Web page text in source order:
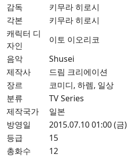
감독
키무라 히로시
각본
키무라 히로시
캐릭터 디
자인
이토 이오리코
음악
Shusei
제작사
드림 크리에이션
장르
코미디, 하렘, 일상
분류
TV Series
제작국가
일본
방영일
2015.07.10 01:00 (금)
등급
15
총화수
12